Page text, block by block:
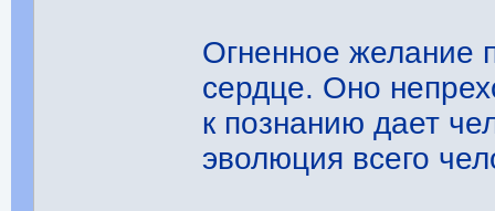
Огненное желание
сердце. Оно
к познанию дает
эволюция всего